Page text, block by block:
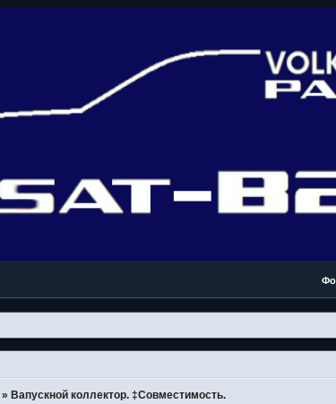
» Вапускной коллектор. ‡Совместимость.